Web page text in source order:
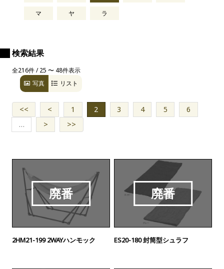
マ ヤ ラ
検索結果
全216件 / 25 〜 48件表示
写真
リスト
<< < 1 2 3 4 5
6
…
> >>
廃番
2HM21-199 2WAYハンモック
廃番
ES20-180 封筒型シュラフ